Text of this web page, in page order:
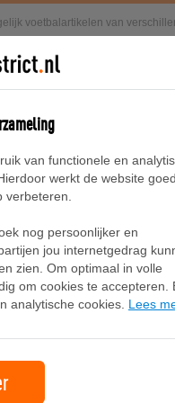
voetbalartikelen van
met open
bij Nike
van functionele en
werkt de website
nog persoonlijker en
jou internetgedrag
zien. Om optimaal in volle
om cookies te accepteren.
analytische cookies. Lees